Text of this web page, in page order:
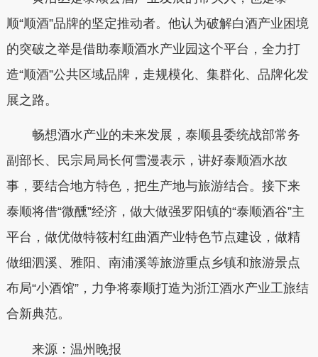
顺“顺酒”品牌的坚定推动者。他认为破解白酒产业困境
的突破之举是借助泰顺酒水产业园这个平台，全力打
造“顺酒”公共区域品牌，走规模化、集群化、品牌化发
展之路。
畅想酒水产业的未来发展，泰顺县委统战部常务
副部长、民宗局局长何雪漫表示，讲好泰顺酒水故
事，要结合地方特色，把生产地与旅游结合。接下来
泰顺将借“微醺”经济，做大做强罗阳镇的“泰顺酒谷”主
平台，做优做特筱村红曲酒产业特色节点建设，做精
做细泗溪、雅阳、南浦溪等旅游重点乡镇和旅游景点
布局“小酒馆”，力争将泰顺打造为浙江酒水产业工旅结
合新典范。
来源：温州晚报